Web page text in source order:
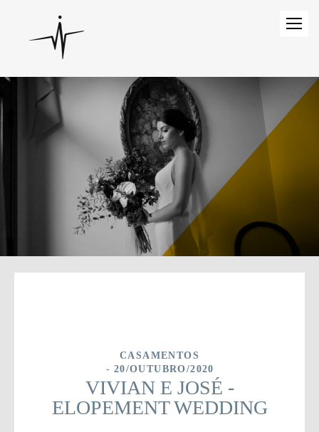
CASAMENTOS
20/OUTUBRO/2020
VIVIAN E JOSÉ -
ELOPEMENT WEDDING